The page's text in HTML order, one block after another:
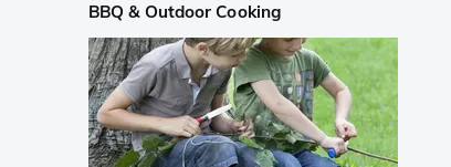
BBQ & Outdoor Cooking